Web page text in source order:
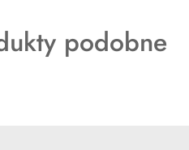
podobne